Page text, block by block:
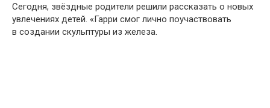
Сегодня, звёздные родители решили рассказать о новых
увлечениях детей. «Гарри смог лично поучаствовать
в создании скульптуры из железа.